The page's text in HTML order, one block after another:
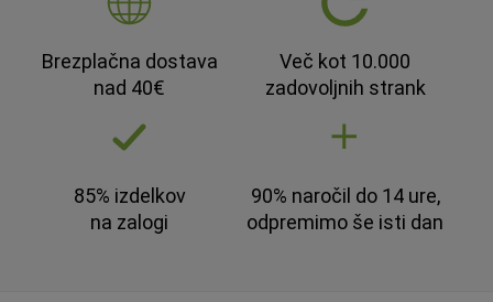
Brezplačna dostava
nad 40€
Več kot 10.000
zadovoljnih strank
85% izdelkov
na zalogi
90% naročil do 14 ure,
odpremimo še isti dan